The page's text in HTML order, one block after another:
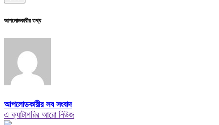
আপলোডকারীর তথ্য
আপলোডকারীর সব সংবাদ
এ ক্যাটাগরির আরো নিউজ